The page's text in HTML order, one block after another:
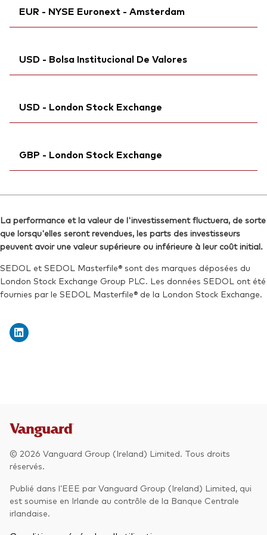
ISIN:IE00BK5BQX27
Reuters:VWCG.MI
Bloomberg:VWCG GY
ISIN: IE00BK5BQX27
Reuters:VWCG.DE
EUR - NYSE Euronext - Amsterdam
Bloomberg:VWCG NA
ISIN:
IE00BK5BQX27
Reuters:VWCG.AS
USD - Bolsa Institucional De Valores
Exchange ticker:VWCG
Reuters:
VWCGM.BIV
SEDOL:BKDZ2R2
USD - London Stock Exchange
Bloomberg:VWCG LN
Reuters:VWCG.L
SEDOL:BJSB5S0
Exchange ticker:VWCG
GBP - London Stock Exchange
ISIN:IE00BK5BQX27
Reuters:VEUA.L
SEDOL: BJSBDC0
Exchange ticker:VEUA
La performance et la valeur de l'investissement fluctuera, de sorte
que lorsqu'elles seront revendues, les parts des investisseurs
peuvent avoir une valeur supérieure ou inférieure à leur coût initial.
SEDOL et SEDOL Masterfile® sont des marques déposées du
London Stock Exchange Group PLC. Les données SEDOL ont été
fournies par le SEDOL Masterfile® de la London Stock Exchange.
© 2026 Vanguard Group (Ireland) Limited. Tous droits
réservés.
Publié dans l’EEE par Vanguard Group (Ireland) Limited, qui
est soumise en Irlande au contrôle de la Banque Centrale
irlandaise.